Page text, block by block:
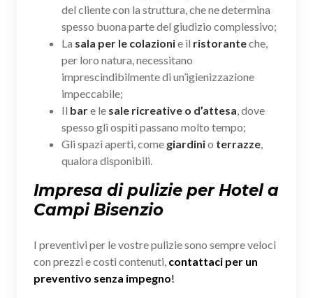
del cliente con la struttura, che ne determina
spesso buona parte del giudizio complessivo;
La sala per le colazionie il ristoranteche,
per loro natura, necessitano
imprescindibilmente di un’igienizzazione
impeccabile;
Il bare le sale ricreative o d’attesa, dove
spesso gli ospiti passano molto tempo;
Gli spazi aperti, come giardinio terrazze,
qualora disponibili.
Impresa di pulizie per Hotel a
Campi Bisenzio
I preventivi per le vostre pulizie sono sempre veloci
con prezzi e costi contenuti, contattaci per un
preventivo senza impegno!